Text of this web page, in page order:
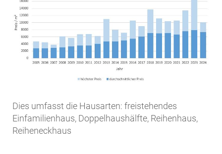
Dies umfasst die Hausarten: freistehendes
Einfamilienhaus, Doppelhaushälfte, Reihenhaus,
Reiheneckhaus